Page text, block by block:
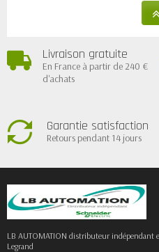
Livraison gratuite
En France à partir de 240 €
d'achats
Garantie satisfaction
Retours pendant 14 jours
LB AUTOMATION distributeur indépendant
Legrand